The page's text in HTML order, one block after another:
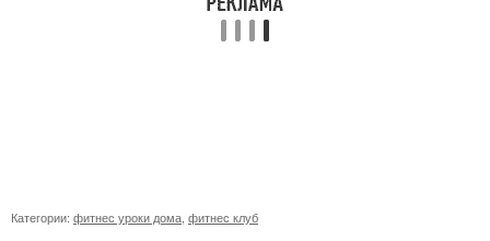
Категории: фитнес уроки дома фитнес клуб